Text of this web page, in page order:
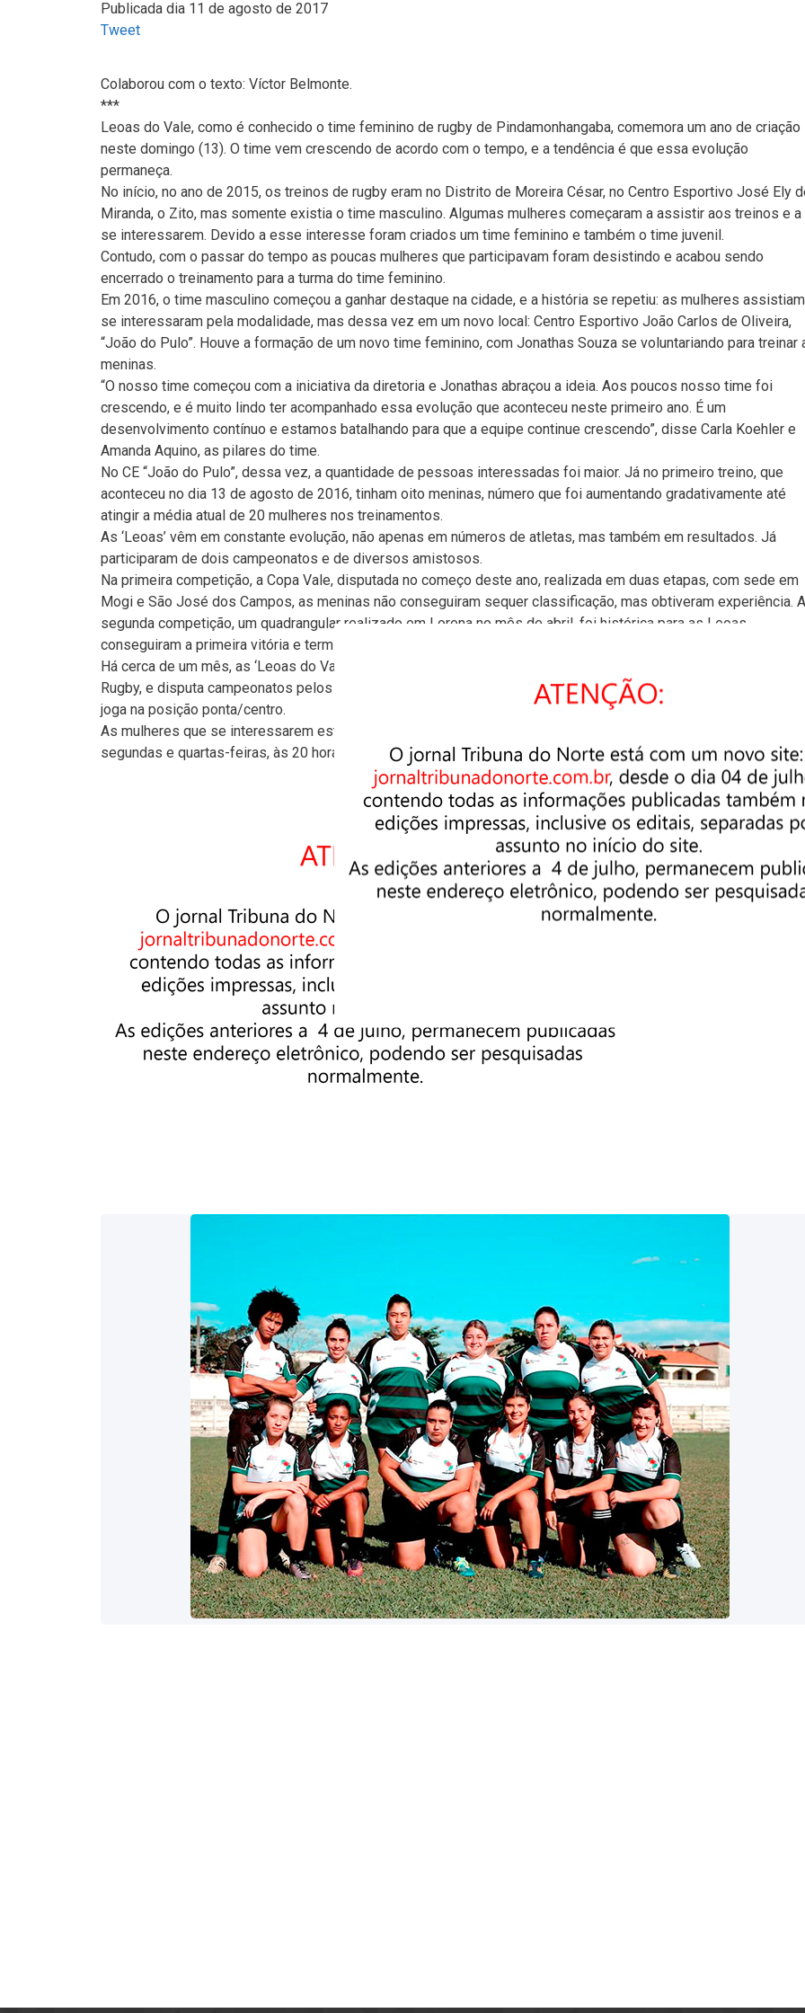
Publicada dia 11 de agosto de 2017
Tweet
Colaborou com o texto: Víctor Belmonte.
***
Leoas do Vale, como é conhecido o time feminino de rugby de Pindamonhangaba, comemora um ano de criação
neste domingo (13). O time vem crescendo de acordo com o tempo, e a tendência é que essa evolução
permaneça.
No início, no ano de 2015, os treinos de rugby eram no Distrito de Moreira César, no Centro Esportivo José Ely
Miranda, o Zito, mas somente existia o time masculino. Algumas mulheres começaram a assistir aos treinos e a
se interessarem. Devido a esse interesse foram criados um time feminino e também o time juvenil.
Contudo, com o passar do tempo as poucas mulheres que participavam foram desistindo e acabou sendo
encerrado o treinamento para a turma do time feminino.
Em 2016, o time masculino começou a ganhar destaque na cidade, e a história se repetiu: as mulheres
se interessaram pela modalidade, mas dessa vez em um novo local: Centro Esportivo João Carlos de Oliveira,
“João do Pulo”. Houve a formação de um novo time feminino, com Jonathas Souza se voluntariando para treinar
meninas.
“O nosso time começou com a iniciativa da diretoria e Jonathas abraçou a ideia. Aos poucos nosso time foi
crescendo, e é muito lindo ter acompanhado essa evolução que aconteceu neste primeiro ano. É um
desenvolvimento contínuo e estamos batalhando para que a equipe continue crescendo”, disse Carla Koehler e
Amanda Aquino, as pilares do time.
No CE “João do Pulo”, dessa vez, a quantidade de pessoas interessadas foi maior. Já no primeiro treino, que
aconteceu no dia 13 de agosto de 2016, tinham oito meninas, número que foi aumentando gradativamente até
atingir a média atual de 20 mulheres nos treinamentos.
As ‘Leoas’ vêm em constante evolução, não apenas em números de atletas, mas também em resultados. Já
participaram de dois campeonatos e de diversos amistosos.
Na primeira competição, a Copa Vale, disputada no começo deste ano, realizada em duas etapas, com sede em
Mogi e São José dos Campos, as meninas não conseguiram sequer classificação, mas obtiveram experiência. A
segunda competição, um quadrangular realizado em Lorena no mês de abril, foi histórica para as Leoas,
conseguiram a primeira vitória e terminaram em segundo lugar.
Há cerca de um mês, as ‘Leoas do Vale’ estão com novo treinador, Élcio Oliveira, que também é jogador do Pinda
Rugby, e disputa campeonatos pelos Leões do Vale. O time também tem uma nova capitã, Luana Menezes, que
joga na posição ponta/centro.
As mulheres que se interessarem estão convidadas pelo time para assistirem aos treinos que acontecem às
segundas e quartas-feiras, às 20 horas, e aos sábados, às 16 horas.